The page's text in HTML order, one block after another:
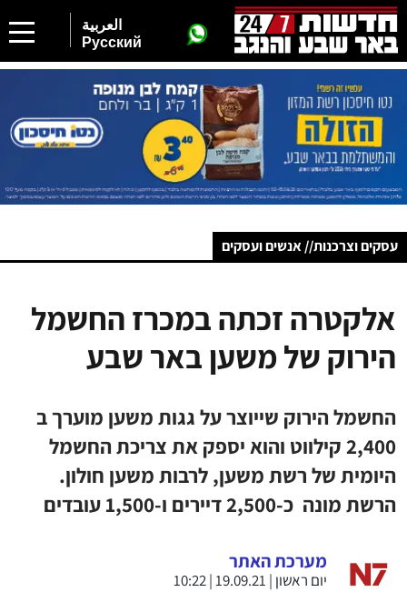
العربية
Русский
עסקים וצרכנות// אנשים ועסקים
אלקטרה זכתה במכרז החשמל
הירוק של משען באר שבע
החשמל הירוק שייוצר על גגות משען מוערך ב
2,400 קילווט והוא יספק את צריכת החשמל
היומית של רשת משען, לרבות משען חולון.
הרשת מונה כ-2,500 דיירים ו-1,500 עובדים
מערכת האתר
יום ראשון | 19.09.21 | 10:22